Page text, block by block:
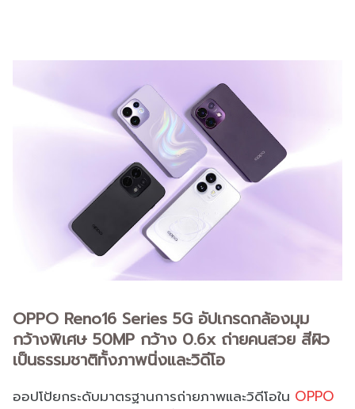
OPPO Reno16 Series 5G อัปเกรดกล้องมุม
กว้างพิเศษ 50MP กว้าง 0.6x ถ่ายคนสวย สีผิว
เป็นธรรมชาติทั้งภาพนิ่งและวิดีโอ
ออปโป้ยกระดับมาตรฐานการถ่ายภาพและวิดีโอใน OPPO